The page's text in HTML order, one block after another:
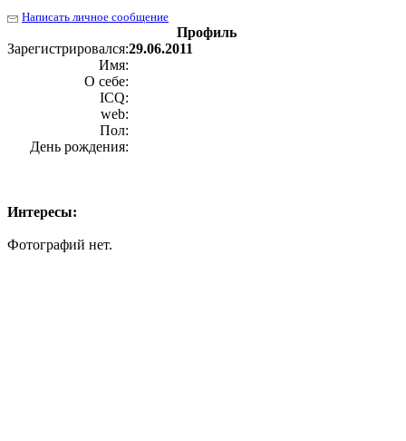
Написать личное сообщение
Профиль
Зарегистрировался:29.06.2011
Имя:
О себе:
ICQ:
web:
Пол:
День рождения:
Интересы:
Фотографий нет.